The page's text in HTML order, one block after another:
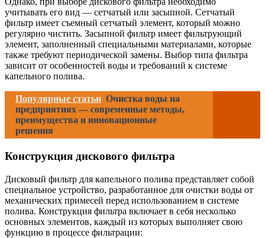
учитывать его вид — сетчатый или засыпной. Сетчатый
фильтр имеет съемный сетчатый элемент, который можно
регулярно чистить. Засыпной фильтр имеет фильтрующий
элемент, заполненный специальными материалами, которые
также требуют периодической замены. Выбор типа фильтра
зависит от особенностей воды и требований к системе
капельного полива.
Популярные статьи Очистка воды на
предприятиях — современные методы,
преимущества и инновационные
решения
Конструкция дискового фильтра
Дисковый фильтр для капельного полива представляет собой
специальное устройство, разработанное для очистки воды от
механических примесей перед использованием в системе
полива. Конструкция фильтра включает в себя несколько
основных элементов, каждый из которых выполняет свою
функцию в процессе фильтрации: